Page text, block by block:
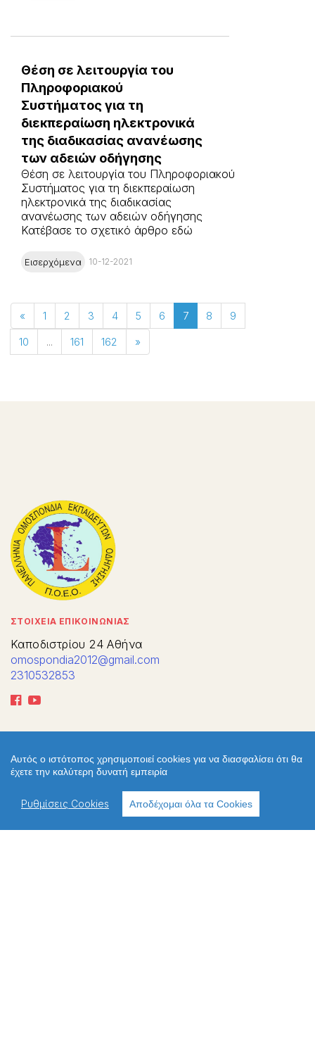
Θέση σε λειτουργία του
Πληροφοριακού
Συστήματος για τη
διεκπεραίωση ηλεκτρονικά
της διαδικασίας ανανέωσης
των αδειών οδήγησης
Θέση σε λειτουργία του Πληροφοριακού
Συστήματος για τη διεκπεραίωση
ηλεκτρονικά της διαδικασίας
ανανέωσης των αδειών οδήγησης
Κατέβασε το σχετικό άρθρο εδώ
Εισερχόμενα 10-12-2021
« 1 2 3 4 5 6 7 8
9
10
... 161 162 »
ΣΤΟΙΧΕΙΑ ΕΠΙΚΟΙΝΩΝΙΑΣ
Καποδιστρίου 24 Αθήνα
omospondia2012@gmail.com
2310532853
Ανακοινώσεις
Περιφερειακές Δ/νσεις
Πολιτική cookies
Αυτός ο ιστότοπος χρησιμοποιεί cookies για να διασφαλίσει ότι θα
έχετε την καλύτερη δυνατή εμπειρία
Ρυθμίσεις Cookies Αποδέχομαι όλα τα Cookies